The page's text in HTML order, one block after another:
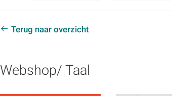
Terug naar overzicht
Webshop/ Taal